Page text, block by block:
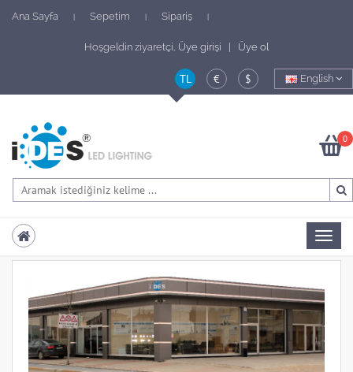
Ana Sayfa Sepetim Sipariş
Hoşgeldin ziyaretçi, Üye girişi | Üye ol
English
TL € $
0